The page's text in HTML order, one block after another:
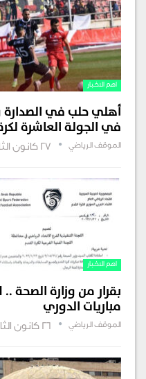
اهم الاخبار
أهلي حلب في الصدارة
في الجولة العاشرة لكرة
الموقف الرياضي 27 كانون الثاني , 2023
اهم الاخبار
بقرار من وزارة الصحة
مباريات الدوري
الموقف الرياضي 26 كانون الثاني , 2023